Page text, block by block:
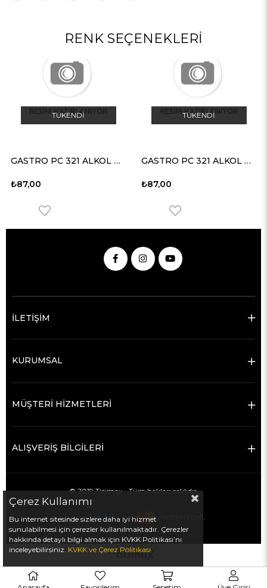
RENK SEÇENEKLERI
TÜKENDI
GASTRO PC 321 ALKOL BAZLI HİJ.SIVI EL TEM.ÜR.
₺87,00
TÜKENDI
GASTRO PC 321 ALKOL BAZLI HİJ.SIVI EL TEM.ÜR.
₺87,00
İLETİŞİM
KURUMSAL
MÜŞTERİ HİZMETLERİ
ALIŞVERİŞ BİLGİLERİ
© 2019 Ticimax - Tüm hakları saklıdır.
Çerez Kullanımı
Bu internet sitesinde sizlere daha iyi hizmet
sunulabilmesi için çerezler kullanılmaktadır. Çerezler
hakkında detaylı bilgi almak için KVKK Politikası’nı
inceleyebilirsiniz. KVKK ve Çerez Politikası